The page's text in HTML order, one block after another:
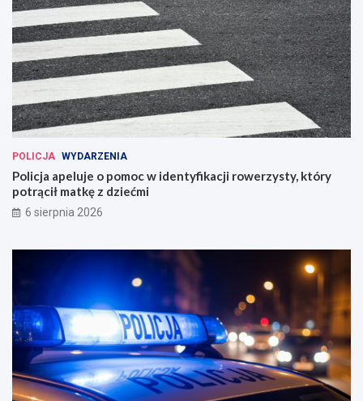
POLICJA WYDARZENIA
Policja apeluje o pomoc w identyfikacji rowerzysty, który
potrącił matkę z dziećmi
6 sierpnia 2026